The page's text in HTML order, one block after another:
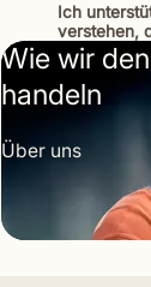
Ich
verstehen,
Wie wir
handeln
Über uns